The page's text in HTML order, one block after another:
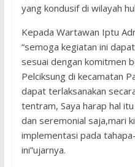
yang kondusif di wilayah
Kepada Wartawan Iptu
“semoga kegiatan ini
sesuai dengan komitmen
Pelciksung di kecamatan
dapat terlaksanakan
tentram, Saya harap hal
dan seremonial saja,mari
implementasi pada
ini”ujarnya.